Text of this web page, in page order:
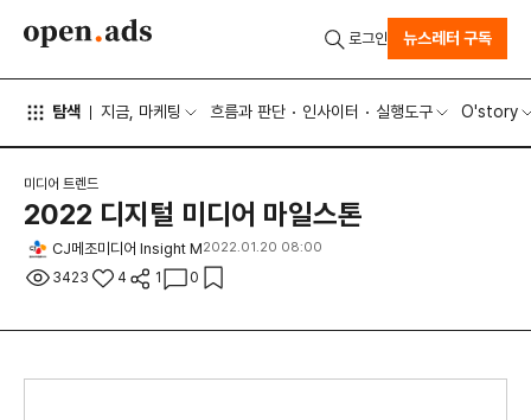
탐색 지금, 마케팅 흐름과 판단 인사이터 실행도구 O'story
로그인 뉴스레터 구독
미디어 트렌드
2022 디지털 미디어 마일스톤
CJ메조미디어 Insight M2022.01.20 08:00
3423 4 1 0